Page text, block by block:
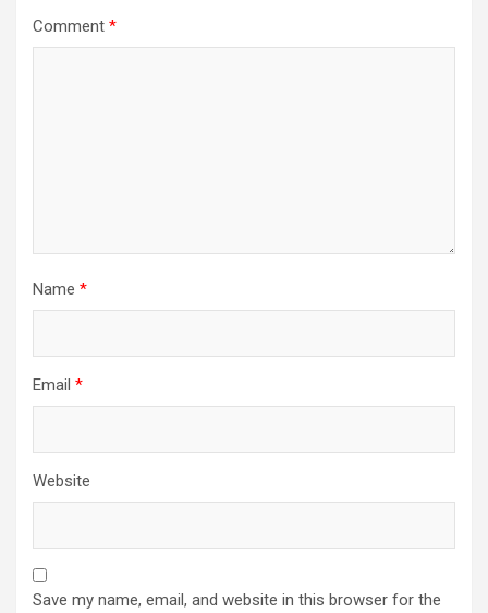
Comment *
Name *
Email *
Website
Save my name, email, and website in this browser for the